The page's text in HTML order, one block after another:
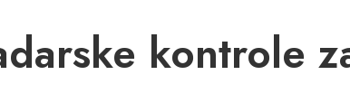
kontrole